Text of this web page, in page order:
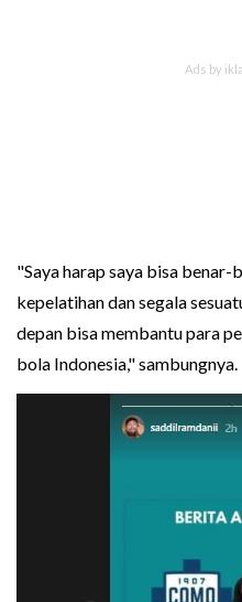
"Saya harap saya bisa
kepelatihan dan segala
depan bisa membantu para
bola Indonesia," sambungnya.